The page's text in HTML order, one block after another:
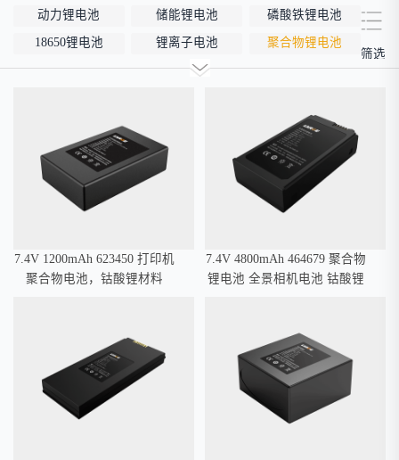
动力锂电池 储能锂电池 磷酸铁锂电池
18650锂电池 锂离子电池 聚合物锂电池
12V锂电池 24V锂电池 36V锂电池
智能锂电池
宽温锂电池
筛选
7.4V 1200mAh 623450 打印机
聚合物电池，钴酸锂材料
7.4V 4800mAh 464679 聚合物
锂电池 全景相机电池 钴酸锂